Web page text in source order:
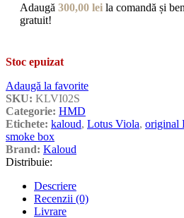
Adaugă 300,00 lei la comandă și
gratuit!
Stoc epuizat
Adaugă la favorite
SKU: KLVI02S
Categorie: HMD
Etichete: kaloud, Lotus Viola, original
smoke box
Brand: Kaloud
Distribuie:
Descriere
Recenzii (0)
Livrare